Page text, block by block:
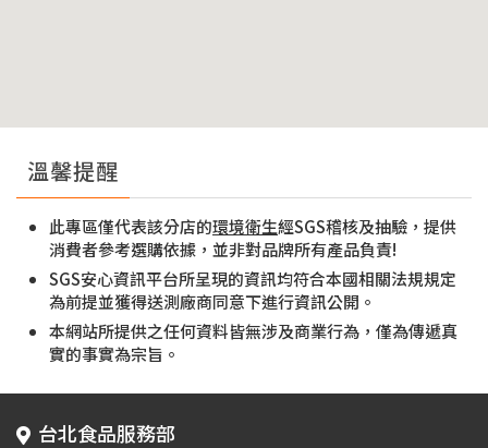
溫馨提醒
此專區僅代表該分店的環境衛生經SGS稽核及抽驗，提供
消費者參考選購依據，並非對品牌所有產品負責!
SGS安心資訊平台所呈現的資訊均符合本國相關法規規定
為前提並獲得送測廠商同意下進行資訊公開。
本網站所提供之任何資料皆無涉及商業行為，僅為傳遞真
實的事實為宗旨。
台北食品服務部